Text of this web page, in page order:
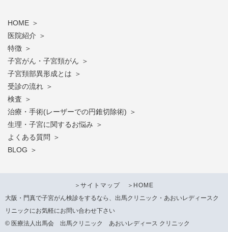
HOME
医院紹介
特徴
子宮がん・子宮頚がん
子宮頚部異形成とは
受診の流れ
検査
治療・手術(レーザーでの円錐切除術)
生理・子宮に関するお悩み
よくある質問
BLOG
＞ サイトマップ ＞ HOME
大阪・門真で子宮がん検診をするなら、出馬クリニック・あおいレディースク
リニックにお気軽にお問い合わせ下さい
© 医療法人出馬会 出馬クリニック あおいレディース クリニック